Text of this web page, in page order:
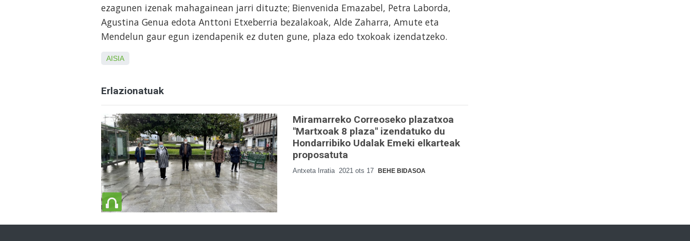
ezagunen izenak mahagainean jarri dituzte; Bienvenida Emazabel, Petra Laborda,
Agustina Genua edota Anttoni Etxeberria bezalakoak, Alde Zaharra, Amute eta
Mendelun gaur egun izendapenik ez duten gune, plaza edo txokoak izendatzeko.
AISIA
Erlazionatuak
Miramarreko Correoseko plazatxoa
"Martxoak 8 plaza" izendatuko du
Hondarribiko Udalak Emeki elkarteak
proposatuta
Antxeta Irratia 2021 ots 17 BEHE BIDASOA